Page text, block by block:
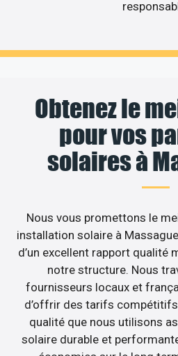
Obtenez le
pour vos
solaires à
Nous vous promettons le
installation solaire à
d’un excellent rapport qualité
notre structure. Nous
fournisseurs locaux et
d’offrir des tarifs
qualité que nous utilisons
solaire durable et